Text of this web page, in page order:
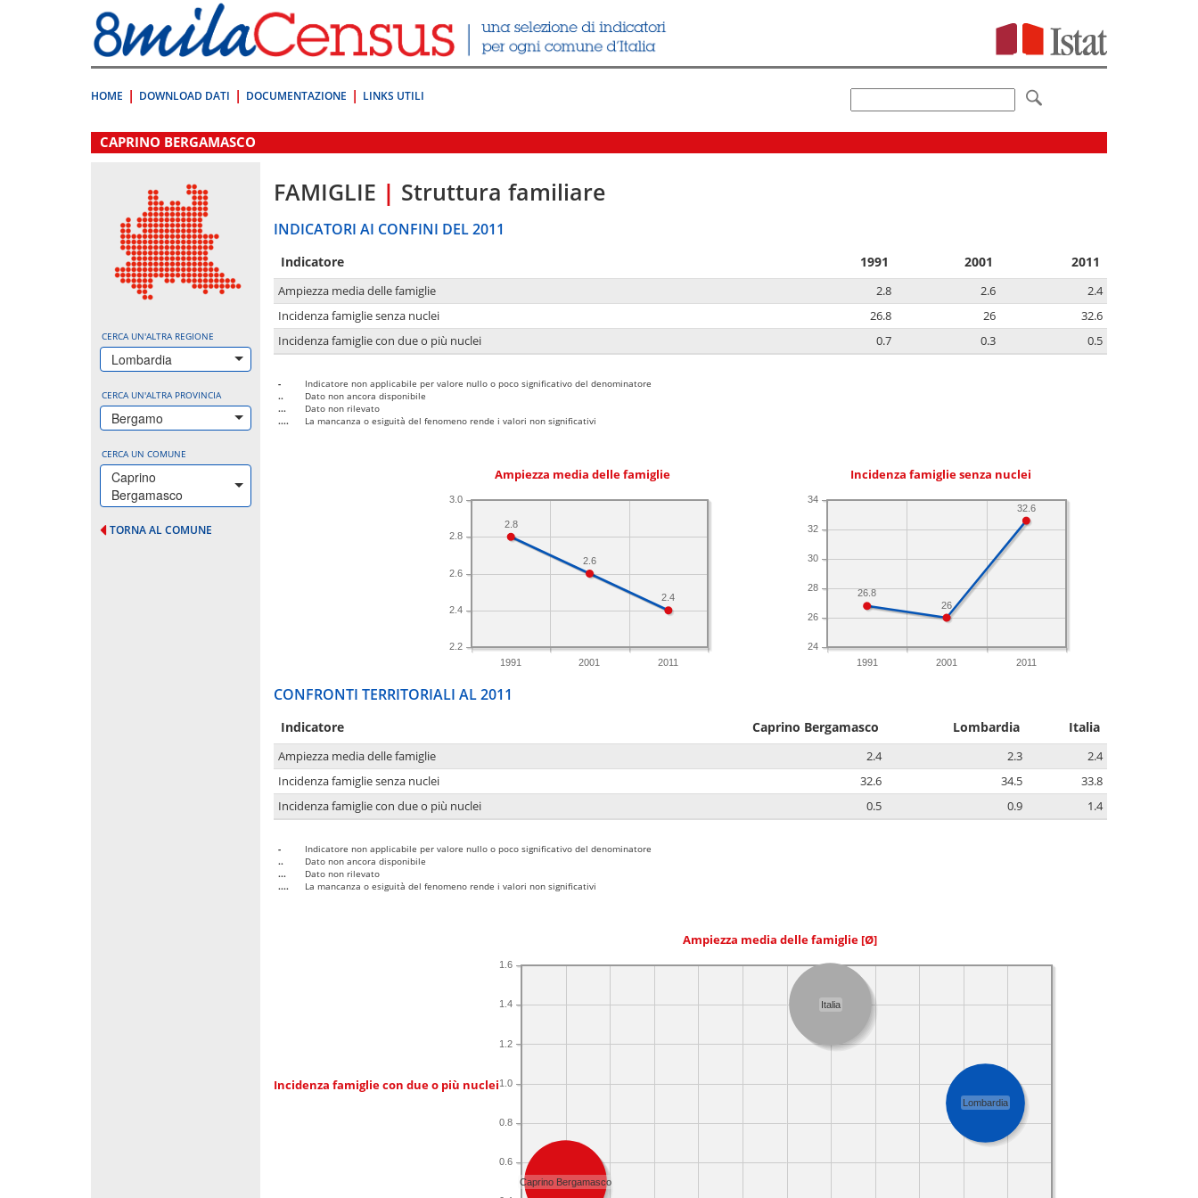
direttamente
a:
Contenuto
HOME DOWNLOAD DATI DOCUMENTAZIONE LINKS UTILI
.
CAPRINO BERGAMASCO
CERCA UN'ALTRA REGIONE
Lombardia
CERCA UN'ALTRA PROVINCIA
Bergamo
CERCA UN COMUNE
Caprino
Bergamasco
TORNA AL COMUNE
FAMIGLIE | Struttura familiare
INDICATORI AI CONFINI DEL 2011
Indicatore 1991 2001 2011
Ampiezza media delle famiglie 2.8 2.6
2.4
Incidenza famiglie senza nuclei
26.8 26
32.6
Incidenza famiglie con due o più nuclei
0.7 0.3 0.5
-
Indicatore non applicabile per valore nullo o poco significativo del denominatore
..
Dato non ancora disponibile
...
Dato non rilevato
....
La mancanza o esiguità del fenomeno rende i valori non significativi
Ampiezza media delle famiglie
1991 2001 2011
2.2
2.4
2.6
2.8
3.0
2.4
2.6
2.8
Incidenza famiglie senza nuclei
1991 2001 2011
24
26
28
30
32
34
32.6
26
26.8
CONFRONTI TERRITORIALI AL 2011
Indicatore Caprino Bergamasco Lombardia Italia
Ampiezza media delle famiglie 2.4 2.3
2.4
Incidenza famiglie senza nuclei
32.6 34.5
33.8
Incidenza famiglie con due o più nuclei
0.5 0.9 1.4
-
Indicatore non applicabile per valore nullo o poco significativo del denominatore
..
Dato non ancora disponibile
...
Dato non rilevato
....
La mancanza o esiguità del fenomeno rende i valori non significativi
Ampiezza media delle famiglie [Ø]
Incidenza famiglie con due o più nuclei
0.6
0.8
1.0
1.2
1.4
1.6
Caprino Bergamasco
Italia
Lombardia